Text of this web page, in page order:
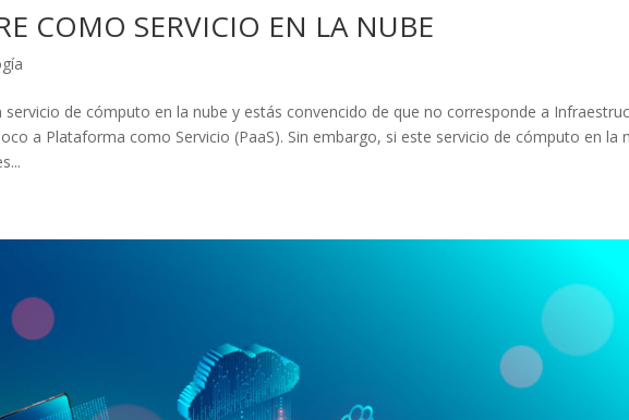
COMO SERVICIO EN LA NUBE
de cómputo en la nube y estás convencido de que no corresponde a
a Plataforma como Servicio (PaaS). Sin embargo, si este servicio de cómputo en la